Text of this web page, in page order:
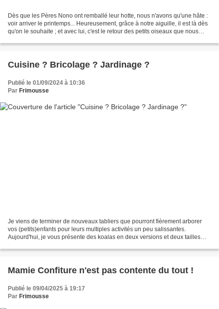
Dès que les Pères Nono ont remballé leur hotte, nous n'avons qu'une hâte :
voir arriver le printemps... Heureusement, grâce à notre aiguille, il est là dès
qu'on le souhaite ; et avec lui, c'est le retour des petits oiseaux que nous
Cuisine ? Bricolage ? Jardinage ?
Publié le 01/09/2024 à 10:36
Par Frimousse
Je viens de terminer de nouveaux tabliers que pourront fièrement arborer
vos (petits)enfants pour leurs multiples activités un peu salissantes.
Aujourd'hui, je vous présente des koalas en deux versions et deux tailles
Mamie Confiture n'est pas contente du tout !
Publié le 09/04/2025 à 19:17
Par Frimousse